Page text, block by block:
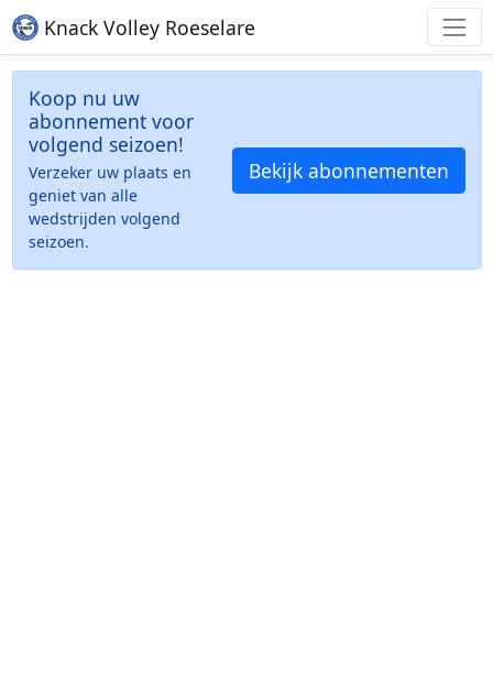
Knack Volley Roeselare
Koop nu uw
abonnement voor
volgend seizoen!
Verzeker uw plaats en
geniet van alle
wedstrijden volgend
seizoen.
Bekijk abonnementen